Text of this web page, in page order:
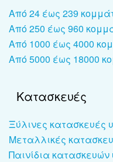
Από 24 έως 239
Από 250 έως 960
Από 1000 έως 4000
Από 5000 έως 18000
Κατασκευές
Ξύλινες κατασκευές
Μεταλλικές
Παινίδια